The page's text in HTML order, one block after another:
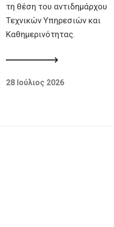
τη θέση του αντιδημάρχου
Τεχνικών Υπηρεσιών και
Καθημερινότητας.
28 Ιούλιος 2026